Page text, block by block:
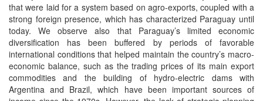
that were laid for a system based on agro-exports, coupled with a
strong foreign presence, which has characterized Paraguay until
today. We observe also that Paraguay’s limited economic
diversification has been buffered by periods of favorable
international conditions that helped maintain the country’s macro-
economic balance, such as the trading prices of its main export
commodities and the building of hydro-electric dams with
Argentina and Brazil, which have been important sources of